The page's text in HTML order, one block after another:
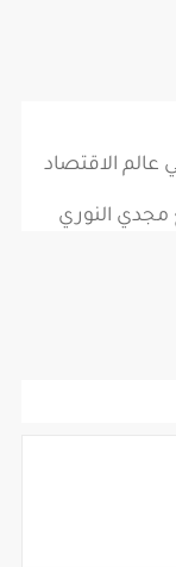
الاقتصاد
مجدي النوري